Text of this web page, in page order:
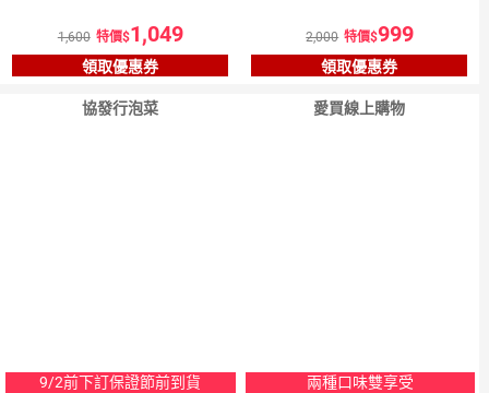
1,600 特價 1,049
領取優惠券
2,000 特價 999
領取優惠券
協發行泡菜
9/2前下訂保證節前到貨
愛買線上購物
兩種口味雙享受